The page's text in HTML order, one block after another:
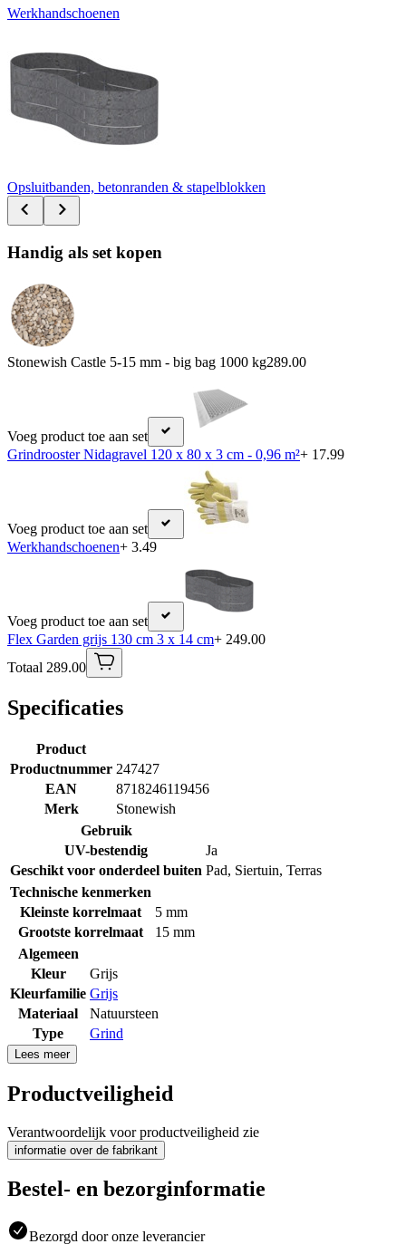
Werkhandschoenen
Opsluitbanden, betonranden & stapelblokken
Handig als set kopen
Stonewish Castle 5-15 mm - big bag 1000 kg289.00
Voeg product toe aan set
Grindrooster Nidagravel 120 x 80 x 3 cm - 0,96 m²+ 17.99
Voeg product toe aan set
Werkhandschoenen+ 3.49
Voeg product toe aan set
Flex Garden grijs 130 cm 3 x 14 cm+ 249.00
Totaal 289.00
Specificaties
Product
Productnummer 247427
EAN
8718246119456
Merk
Stonewish
Gebruik
UV-bestendig
Ja
Geschikt voor onderdeel buiten Pad, Siertuin, Terras
Technische kenmerken
Kleinste korrelmaat
5 mm
Grootste korrelmaat
15 mm
Algemeen
Kleur
Grijs
Kleurfamilie Grijs
Materiaal
Natuursteen
Type
Grind
Lees meer
Productveiligheid
Verantwoordelijk voor productveiligheid zie
informatie over de fabrikant
Bestel- en bezorginformatie
Bezorgd door onze leverancier